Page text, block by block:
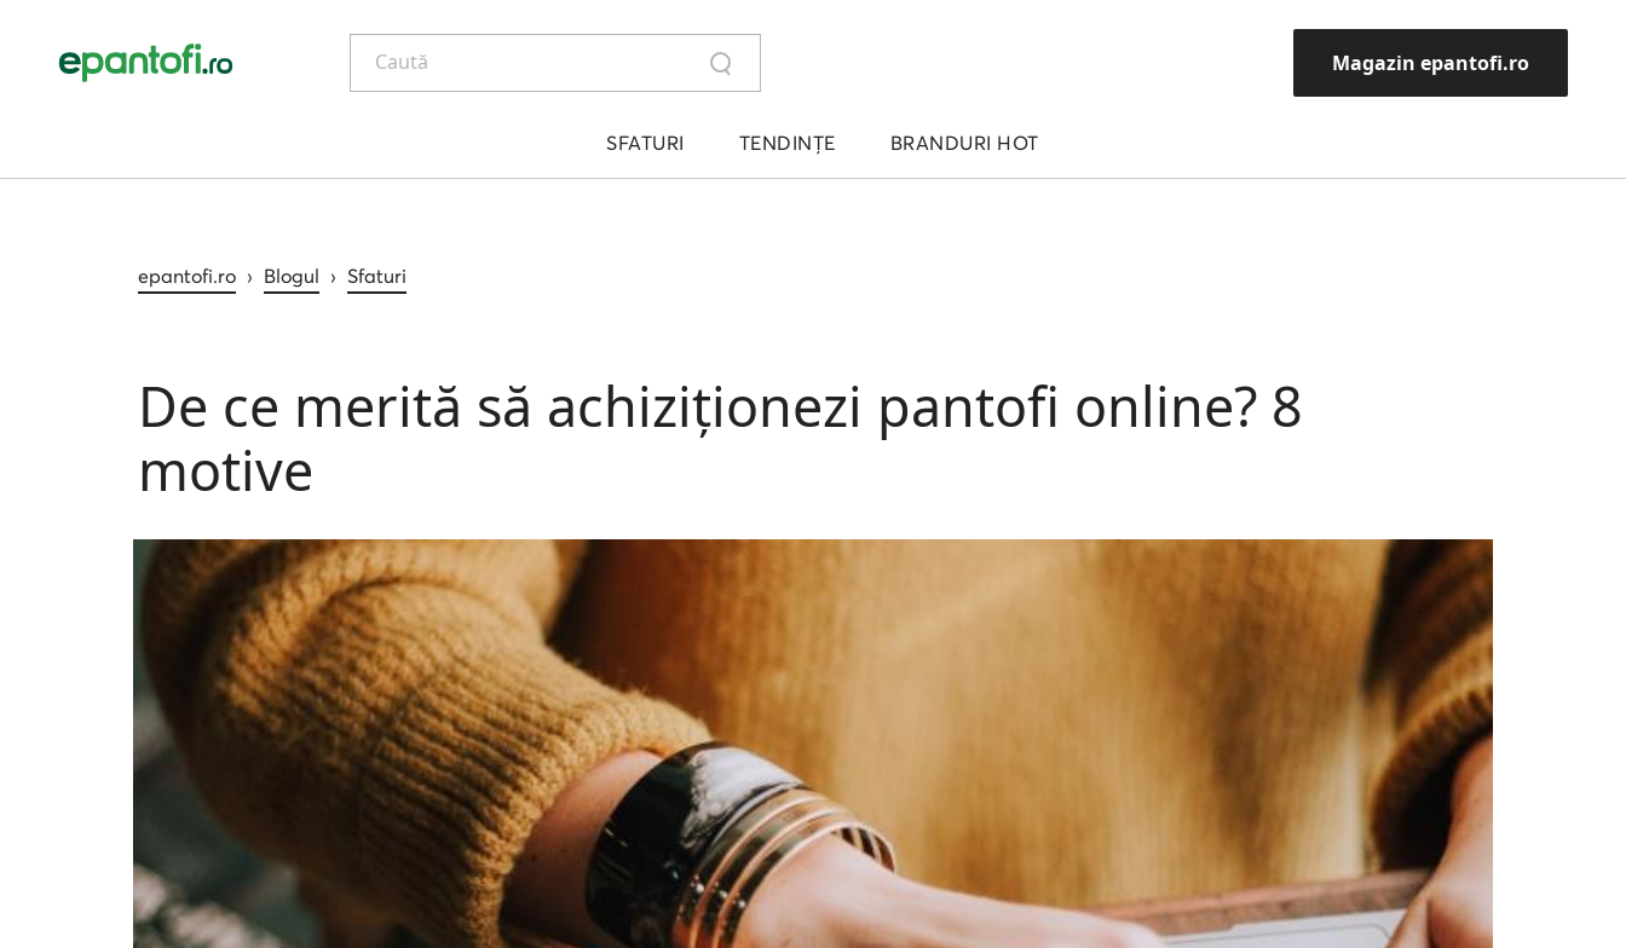
Caută Magazin epantofi.ro
SFATURI TENDINȚE BRANDURI HOT
epantofi.ro › Blogul › Sfaturi
De ce merită să achiziționezi pantofi online? 8
motive